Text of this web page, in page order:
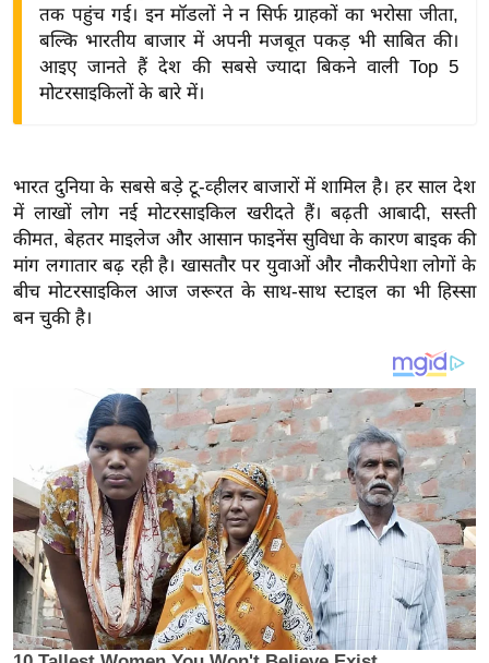
द्यो
वि
शे
ष
ज्ञ
रा
य
ल
क्रि
के
ट
I
P
तक पहुंच गई। इन मॉडलों ने न सिर्फ ग्राहकों का भरोसा जीता,
बल्कि भारतीय बाजार में अपनी मजबूत पकड़ भी साबित की।
आइए जानते हैं देश की सबसे ज्यादा बिकने वाली Top 5
मोटरसाइकिलों के बारे में।
भारत दुनिया के सबसे बड़े टू-व्हीलर बाजारों में शामिल है। हर साल देश
में लाखों लोग नई मोटरसाइकिल खरीदते हैं। बढ़ती आबादी, सस्ती
कीमत, बेहतर माइलेज और आसान फाइनेंस सुविधा के कारण बाइक की
मांग लगातार बढ़ रही है। खासतौर पर युवाओं और नौकरीपेशा लोगों के
बीच मोटरसाइकिल आज जरूरत के साथ-साथ स्टाइल का भी हिस्सा
बन चुकी है।